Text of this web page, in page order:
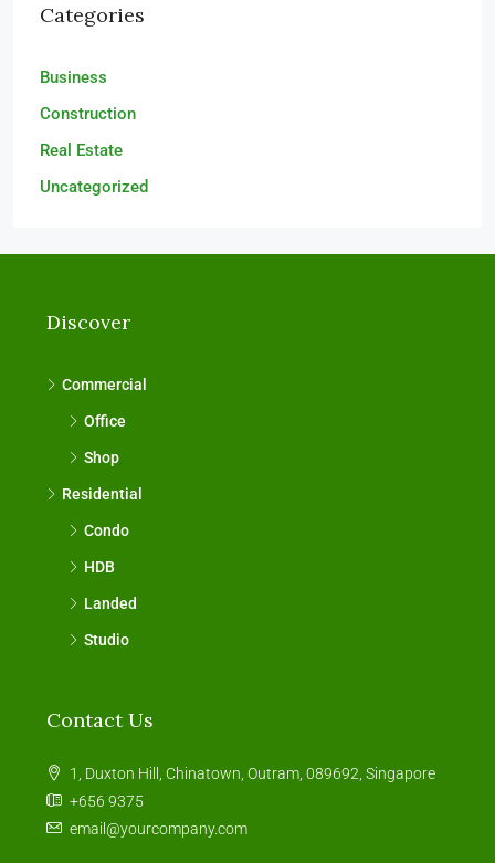
Categories
Business
Construction
Real Estate
Uncategorized
Discover
Commercial
Office
Shop
Residential
Condo
HDB
Landed
Studio
Contact Us
1, Duxton Hill, Chinatown, Outram, 089692, Singapore
+656 9375
email@yourcompany.com